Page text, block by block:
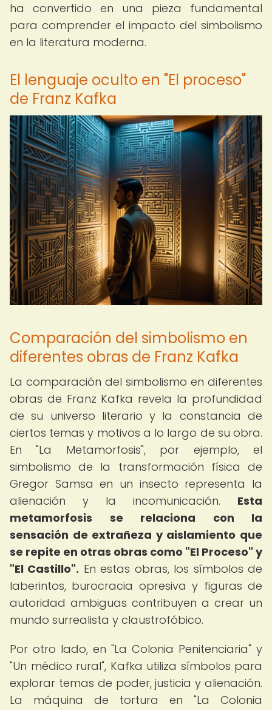
ha convertido en una pieza fundamental
para comprender el impacto del simbolismo
en la literatura moderna.
El lenguaje oculto en "El proceso"
de Franz Kafka
Comparación del simbolismo en
diferentes obras de Franz Kafka
La comparación del simbolismo en diferentes
obras de Franz Kafka revela la profundidad
de su universo literario y la constancia de
ciertos temas y motivos a lo largo de su obra.
En "La Metamorfosis", por ejemplo, el
simbolismo de la transformación física de
Gregor Samsa en un insecto representa la
alienación y la incomunicación. Esta
metamorfosis se relaciona con la
sensación de extrañeza y aislamiento que
se repite en otras obras como "El Proceso" y
"El Castillo". En estas obras, los símbolos de
laberintos, burocracia opresiva y figuras de
autoridad ambiguas contribuyen a crear un
mundo surrealista y claustrofóbico.
Por otro lado, en "La Colonia Penitenciaria" y
"Un médico rural", Kafka utiliza símbolos para
explorar temas de poder, justicia y alienación.
La máquina de tortura en "La Colonia